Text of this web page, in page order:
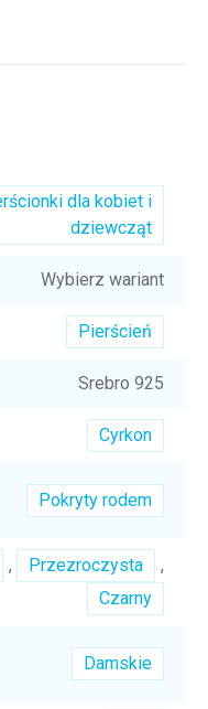
dla kobiet i
dziewcząt
Wybierz wariant
Pierścień
Srebro 925
Cyrkon
Pokryty rodem
, Przezroczysta
,
Czarny
Damskie